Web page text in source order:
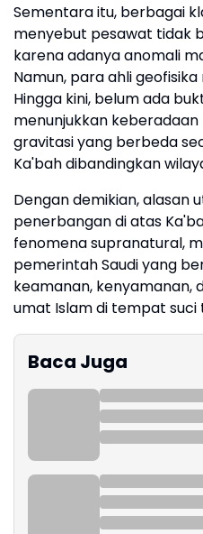
Sementara itu, berbagai
menyebut pesawat tidak
karena adanya anomali
Namun, para ahli
Hingga kini, belum ada
menunjukkan
gravitasi yang berbeda
Ka'bah dibandingkan
Dengan demikian, alasan
penerbangan di atas
fenomena supranatural,
pemerintah Saudi yang
keamanan, kenyamanan,
umat Islam di tempat suci
Baca Juga